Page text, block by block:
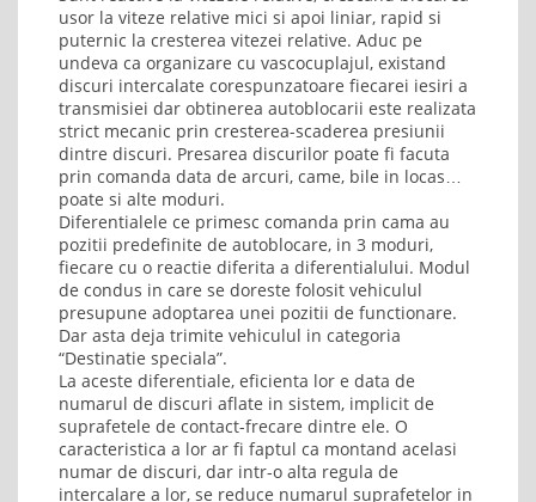
usor la viteze relative mici si apoi liniar, rapid si
puternic la cresterea vitezei relative. Aduc pe
undeva ca organizare cu vascocuplajul, existand
discuri intercalate corespunzatoare fiecarei iesiri a
transmisiei dar obtinerea autoblocarii este realizata
strict mecanic prin cresterea-scaderea presiunii
dintre discuri. Presarea discurilor poate fi facuta
prin comanda data de arcuri, came, bile in locas…
poate si alte moduri.
Diferentialele ce primesc comanda prin cama au
pozitii predefinite de autoblocare, in 3 moduri,
fiecare cu o reactie diferita a diferentialului. Modul
de condus in care se doreste folosit vehiculul
presupune adoptarea unei pozitii de functionare.
Dar asta deja trimite vehiculul in categoria
“Destinatie speciala”.
La aceste diferentiale, eficienta lor e data de
numarul de discuri aflate in sistem, implicit de
suprafetele de contact-frecare dintre ele. O
caracteristica a lor ar fi faptul ca montand acelasi
numar de discuri, dar intr-o alta regula de
intercalare a lor, se reduce numarul suprafetelor in